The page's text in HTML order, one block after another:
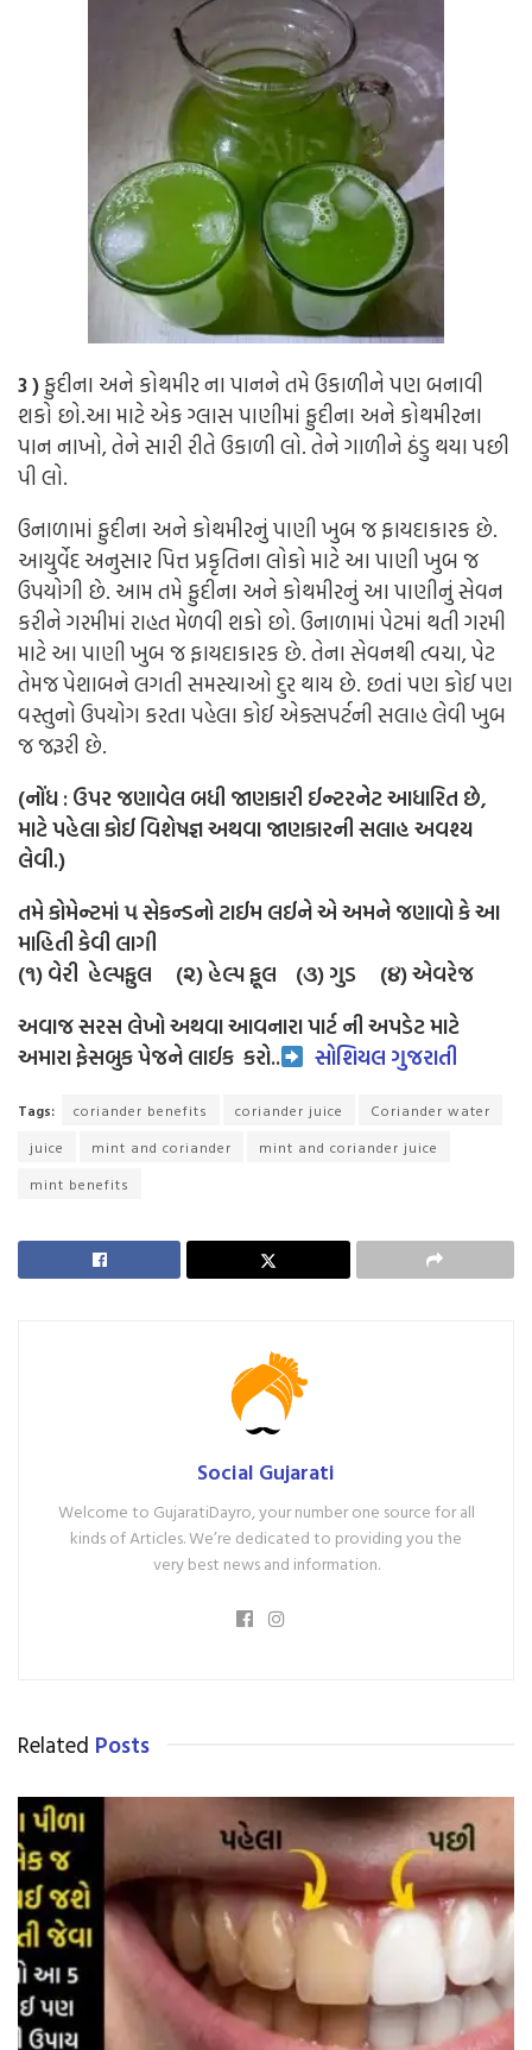
3 )ફુદીના અને કોથમીર ના પાનને તમે ઉકાળીને પણ બનાવી
શકો છો.આ માટે એક ગ્લાસ પાણીમાં ફુદીના અને કોથમીરના
પાન નાખો, તેને સારી રીતે ઉકાળી લો. તેને ગાળીને ઠંડુ થયા પછી
પી લો.
ઉનાળામાં ફુદીના અને કોથમીરનું પાણી ખુબ જ ફાયદાકારક છે.
આયુર્વેદ અનુસાર પિત્ત પ્રકૃતિના લોકો માટે આ પાણી ખુબ જ
ઉપયોગી છે. આમ તમે ફુદીના અને કોથમીરનું આ પાણીનું સેવન
કરીને ગરમીમાં રાહત મેળવી શકો છો. ઉનાળામાં પેટમાં થતી ગરમી
માટે આ પાણી ખુબ જ ફાયદાકારક છે. તેના સેવનથી ત્વચા, પેટ
તેમજ પેશાબને લગતી સમસ્યાઓ દુર થાય છે. છતાં પણ કોઈ પણ
વસ્તુનો ઉપયોગ કરતા પહેલા કોઈ એક્સપર્ટની સલાહ લેવી ખુબ
જ જરૂરી છે.
(નોંધ : ઉપર જણાવેલ બધી જાણકારી ઈન્ટરનેટ આધારિત છે,
માટે પહેલા કોઈ વિશેષજ્ઞ અથવા જાણકારની સલાહ અવશ્ય
લેવી.)
તમે કોમેન્ટમાં ૫ સેકન્ડનો ટાઈમ લઈને એ અમને જણાવો કે આ
માહિતી કેવી લાગી
(૧) વેરી હેલ્પફુલ (૨) હેલ્પ ફૂલ (૩) ગુડ (૪) એવરેજ
અવાજ સરસ લેખો અથવા આવનારા પાર્ટ ની અપડેટ માટે
અમારા ફેસબુક પેજને લાઈક કરો.. સોશિયલ ગુજરાતી
Tags: coriander benefits coriander juice
Coriander water
juice
mint and coriander
mint and coriander juice
mint benefits
Social Gujarati
Welcome to GujaratiDayro, your number one source for all
kinds of Articles. We’re dedicated to providing you the
very best news and information.
Related Posts